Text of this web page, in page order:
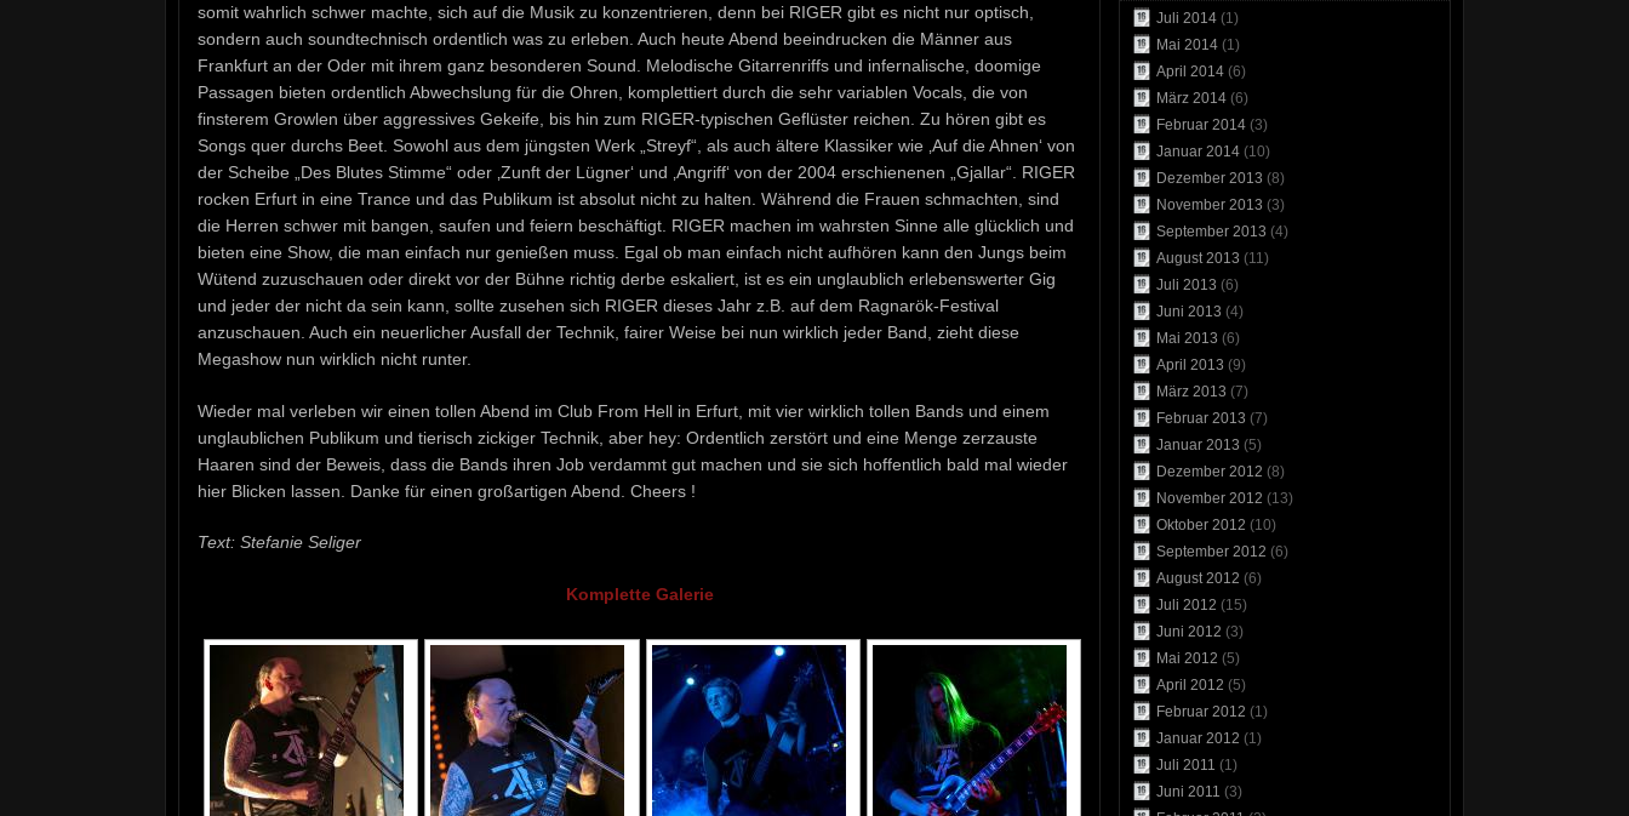
somit wahrlich schwer machte, sich auf die Musik zu konzentrieren, denn bei RIGER gibt es nicht nur optisch,
sondern auch soundtechnisch ordentlich was zu erleben. Auch heute Abend beeindrucken die Männer aus
Frankfurt an der Oder mit ihrem ganz besonderen Sound. Melodische Gitarrenriffs und infernalische, doomige
Passagen bieten ordentlich Abwechslung für die Ohren, komplettiert durch die sehr variablen Vocals, die von
finsterem Growlen über aggressives Gekeife, bis hin zum RIGER-typischen Geflüster reichen. Zu hören gibt es
Songs quer durchs Beet. Sowohl aus dem jüngsten Werk „Streyf“, als auch ältere Klassiker wie ‚Auf die Ahnen‘ von
der Scheibe „Des Blutes Stimme“ oder ‚Zunft der Lügner‘ und ‚Angriff‘ von der 2004 erschienenen „Gjallar“. RIGER
rocken Erfurt in eine Trance und das Publikum ist absolut nicht zu halten. Während die Frauen schmachten, sind
die Herren schwer mit bangen, saufen und feiern beschäftigt. RIGER machen im wahrsten Sinne alle glücklich und
bieten eine Show, die man einfach nur genießen muss. Egal ob man einfach nicht aufhören kann den Jungs beim
Wütend zuzuschauen oder direkt vor der Bühne richtig derbe eskaliert, ist es ein unglaublich erlebenswerter Gig
und jeder der nicht da sein kann, sollte zusehen sich RIGER dieses Jahr z.B. auf dem Ragnarök-Festival
anzuschauen. Auch ein neuerlicher Ausfall der Technik, fairer Weise bei nun wirklich jeder Band, zieht diese
Megashow nun wirklich nicht runter.
Wieder mal verleben wir einen tollen Abend im Club From Hell in Erfurt, mit vier wirklich tollen Bands und einem
unglaublichen Publikum und tierisch zickiger Technik, aber hey: Ordentlich zerstört und eine Menge zerzauste
Haaren sind der Beweis, dass die Bands ihren Job verdammt gut machen und sie sich hoffentlich bald mal wieder
hier Blicken lassen. Danke für einen großartigen Abend. Cheers !
Text: Stefanie Seliger
Komplette Galerie
Juli 2014 (1)
Mai 2014 (1)
April 2014 (6)
März 2014 (6)
Februar 2014 (3)
Januar 2014 (10)
Dezember 2013 (8)
November 2013 (3)
September 2013 (4)
August 2013 (11)
Juli 2013 (6)
Juni 2013 (4)
Mai 2013 (6)
April 2013 (9)
März 2013 (7)
Februar 2013 (7)
Januar 2013 (5)
Dezember 2012 (8)
November 2012 (13)
Oktober 2012 (10)
September 2012 (6)
August 2012 (6)
Juli 2012 (15)
Juni 2012 (3)
Mai 2012 (5)
April 2012 (5)
Februar 2012 (1)
Januar 2012 (1)
Juli 2011 (1)
Juni 2011 (3)